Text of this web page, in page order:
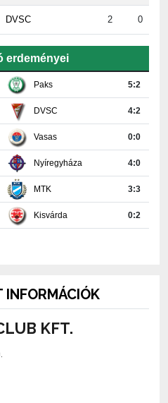
Paks
DVSC 4:2
Vasas 0:0
Nyíregyháza 4:0
MTK 3:3
Kisvárda 0:2
KFT.